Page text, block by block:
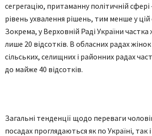
сегрегацію, притаманну політичній
рівень ухвалення рішень, тим менше у цій
Зокрема, у Верховній Раді України
лише 20 відсотків. В обласних радах жінок
сільських, селищних і районних радах
до майже 40 відсотків.
Загальні тенденції щодо переваги
посадах проглядаються як по Україні, так